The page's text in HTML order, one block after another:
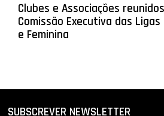
Clubes e Associações
Comissão Executiva das
e Feminina
SUBSCREVER NEWSLETTER